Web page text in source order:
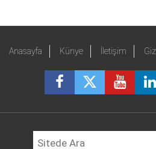
Anasayfa Künye İletişim